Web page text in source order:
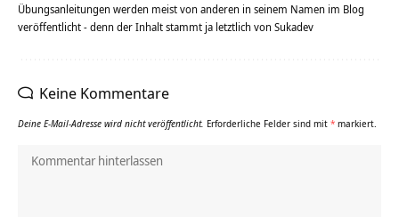
Übungsanleitungen werden meist von anderen in seinem Namen im Blog
veröffentlicht - denn der Inhalt stammt ja letztlich von Sukadev
Keine Kommentare
Deine E-Mail-Adresse wird nicht veröffentlicht. Erforderliche Felder sind mit * markiert.